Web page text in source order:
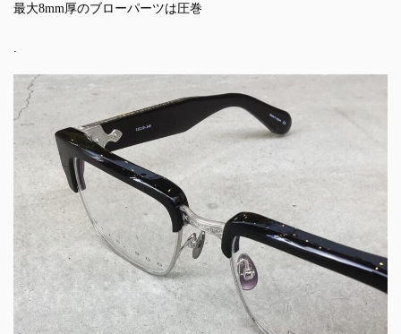
最大8mm厚のブローパーツは圧巻
.